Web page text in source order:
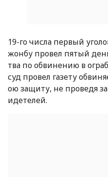
19-го числа первый
жонбу провел пятый
тва по обвинению в
суд провел газету
ою защиту, не проведя
идетелей.